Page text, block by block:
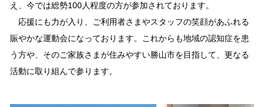
え、今では総勢100人程度の方が参加されております。
応援にも力が入り、ご利用者さまやスタッフの笑顔があふれる
賑やかな運動会になっております。これからも地域の認知症を患
う方や、そのご家族さまが住みやすい勝山市を目指して、更なる
活動に取り組んで参ります。